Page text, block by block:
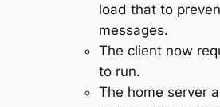
load that to
messages.
The client now
to run.
The home server